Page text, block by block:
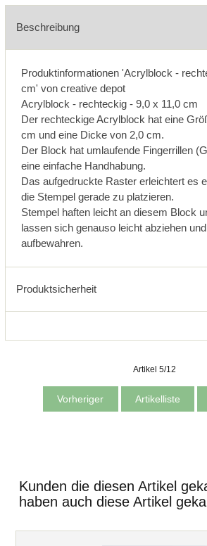
Beschreibung
Produktinformationen 'Acrylblock -
cm' von creative depot
Acrylblock - rechteckig - 9,0 x 11,0 cm
Der rechteckige Acrylblock hat eine
cm und eine Dicke von 2,0 cm.
Der Block hat umlaufende Fingerrillen
eine einfache Handhabung.
Das aufgedruckte Raster erleichtert es
die Stempel gerade zu platzieren.
Stempel haften leicht an diesem Block
lassen sich genauso leicht abziehen
aufbewahren.
Produktsicherheit
Artikel 5/12
Vorheriger Artikelliste
Kunden die diesen Artikel
haben auch diese Artikel